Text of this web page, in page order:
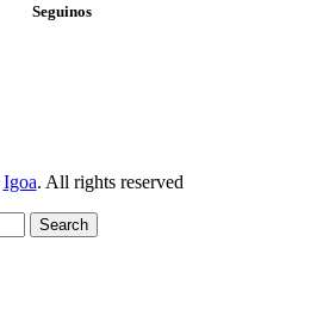
Seguinos
Igoa. All rights reserved
Search